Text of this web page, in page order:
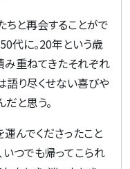
と再会することがで
50代に。20年という歳
み重ねてきたそれぞれ
語り尽くせない喜びや
と思う。
んでくださったこと
いつでも帰ってこられ